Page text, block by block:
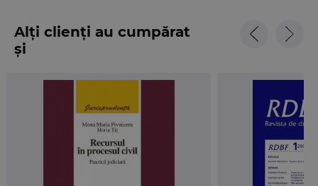
Alți clienți au cumpărat
și